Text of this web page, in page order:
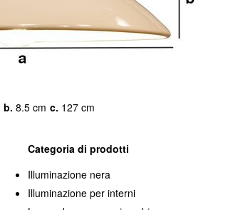
b. 8.5 cm c. 127 cm
Categoria di prodotti
Illuminazione nera
Illuminazione per interni